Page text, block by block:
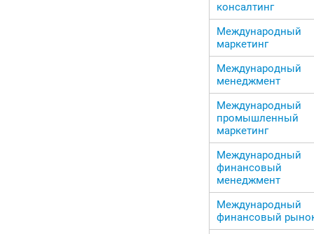
консалтинг
Международный
маркетинг
Международный
менеджмент
Международный
промышленный
маркетинг
Международный
финансовый
менеджмент
Международный
финансовый